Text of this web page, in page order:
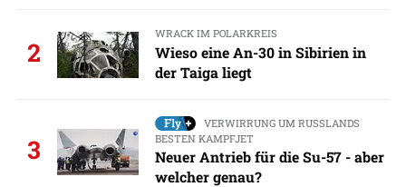
2
WRACK IM POLARKREIS
Wieso eine An-30 in Sibirien in
der Taiga liegt
3
VERWIRRUNG UM RUSSLANDS
BESTEN KAMPFJET
Neuer Antrieb für die Su-57 - aber
welcher genau?